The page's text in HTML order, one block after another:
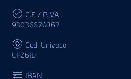
C.F. / P.IVA
93036670367
Cod. Univoco
UFZ6ID
IBAN